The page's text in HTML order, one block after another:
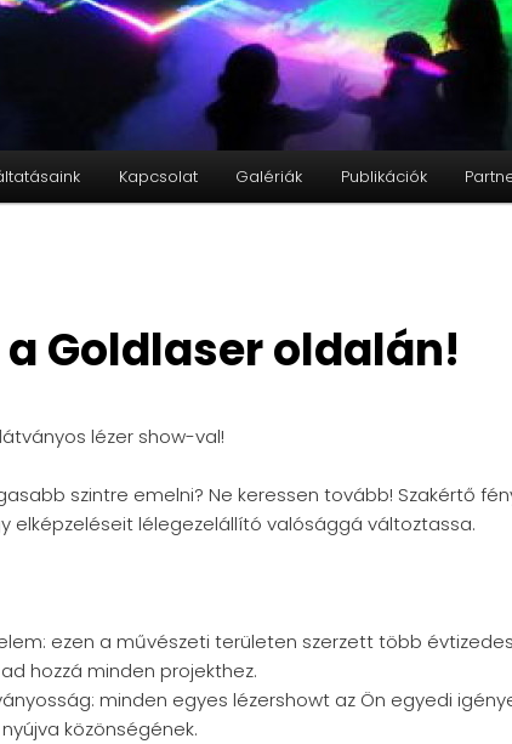
Kapcsolat Galériák Publikációk
Goldlaser oldalán!
lézer show-val!
szintre emelni? Ne keressen tovább! Szakértő
elképzeléseit lélegezelállító valósággá változtassa.
ezen a művészeti területen szerzett több
hozzá minden projekthez.
minden egyes lézershowt az Ön egyedi
közönségének.